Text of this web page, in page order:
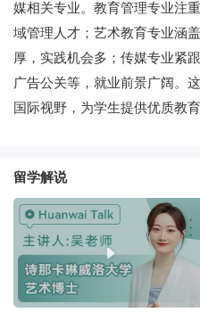
媒相关专业。教育管理专业注
域管理人才；艺术教育专业涵
厚，实践机会多；传媒专业紧
广告公关等，就业前景广阔。
国际视野，为学生提供优质教
留学解说